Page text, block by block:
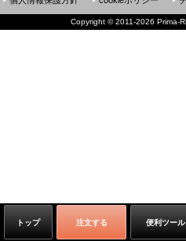
トップ 注文する 便利ツール
Copyright ©2011-2026 Prima-